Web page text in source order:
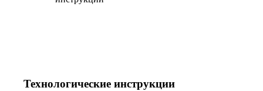
Технологические инструкции